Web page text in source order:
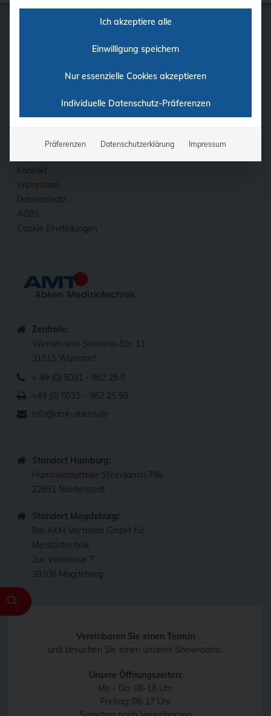
Ultraschall-Finder
Fortbildung
Kontakt
Impressum
Datenschutz
AGBs
Cookie Einstellungen
Zentrale:
Werner-von-Siemens-Str. 11
31515 Wunstorf
+ 49 (0) 5031 - 962 25 0
+49 (0) 5031 – 962 25 99
info@amt-abken.de
Standort Hamburg:
Hummelsbütteler Steindamm 78a
22851 Norderstedt
Standort Magdeburg:
Bei AKM Vertriebs GmbH für
Medizintechnik
Zur Viehbörse 7
39108 Magdeburg
Vereinbaren Sie einen Termin
und besuchen Sie einen unserer Showrooms.
Unsere Öffnungszeiten:
Mo - Do: 08-18 Uhr
Freitag: 08-17 Uhr
Ich akzeptiere alle
Einwilligung speichern
Nur essenzielle Cookies akzeptieren
Individuelle Datenschutz-Präferenzen
Präferenzen Datenschutzerklärung Impressum